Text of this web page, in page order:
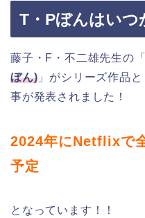
T・Pぼんはいつ
藤子・F・不二雄先生の「
ぼん) 」がシリーズ作品
事が発表されました！
2024年にNetflixで
予定
となっています！！